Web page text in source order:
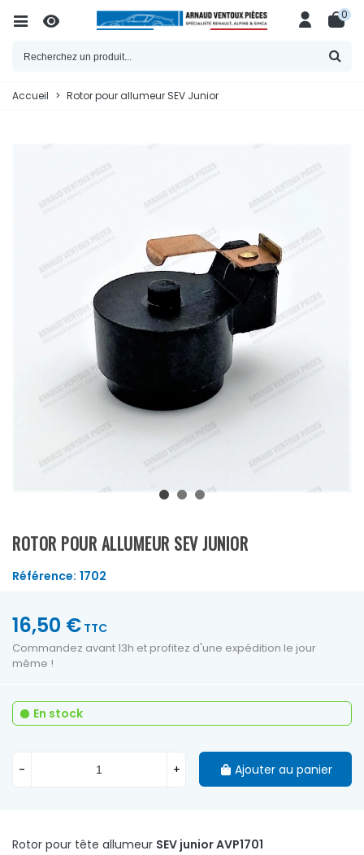
0
Accueil > Rotor pour allumeur SEV Junior
ROTOR POUR ALLUMEUR SEV JUNIOR
Référence: 1702
Rotor pour tête allumeur SEV junior AVP1701
16,50 € TTC
Commandez avant 13h et profitez d'une expédition le jour
même !
En stock
- + Ajouter au panier